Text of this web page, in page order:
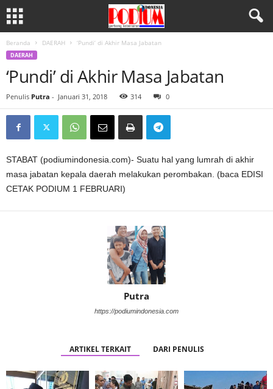
Beranda DAERAH ‘Pundi’ di Akhir Masa Jabatan
DAERAH
‘Pundi’ di Akhir Masa Jabatan
Penulis Putra - Januari 31, 2018 314 0
STABAT (podiumindonesia.com)- Suatu hal yang lumrah di akhir
masa jabatan kepala daerah melakukan perombakan. (baca EDISI
CETAK PODIUM 1 FEBRUARI)
Putra
https://podiumindonesia.com
ARTIKEL TERKAIT DARI PENULIS